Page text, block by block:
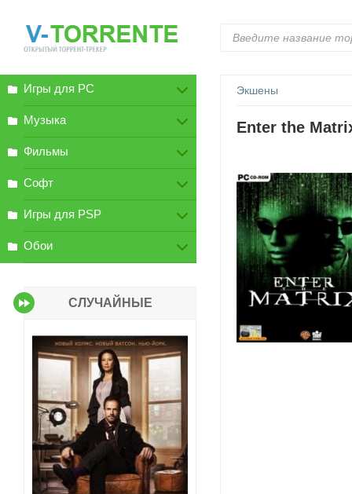
Экшены
Enter the
Игры для PC
Музыка
Фильмы
Софт
Игры для PSP
Обои
СЛУЧАЙНЫЕ